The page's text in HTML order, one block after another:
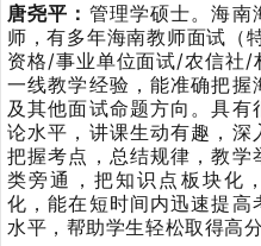
唐尧平： 管理学硕士。海南
师，有多年海南教师面试（
资格/事业单位面试/农信社/
一线教学经验，能准确把握
及其他面试命题方向。具有
论水平，讲课生动有趣，深
把握考点，总结规律，教学
类旁通，把知识点板块化
化，能在短时间内迅速提高
水平，帮助学生轻松取得高分